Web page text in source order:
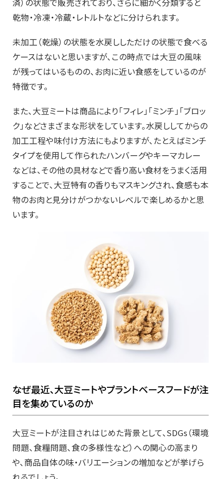
済）の状態で販売されており、さらに細かく分類すると
乾物・冷凍・冷蔵・レトルトなどに分けられます。
未加工（乾燥）の状態を水戻ししただけの状態で食べる
ケースはないと思いますが、この時点では大豆の風味
が残ってはいるものの、お肉に近い食感をしているのが
特徴です。
また、大豆ミートは商品により「フィレ」「ミンチ」「ブロッ
ク」などさまざまな形状をしています。水戻ししてからの
加工工程や味付け方法にもよりますが、たとえばミンチ
タイプを使用して作られたハンバーグやキーマカレー
などは、その他の具材などで香り高い食材をうまく活用
することで、大豆特有の香りもマスキングされ、食感も本
物のお肉と見分けがつかないレベルで楽しめるかと思
います。
なぜ最近、大豆ミートやプラントベースフードが注
目を集めているのか
大豆ミートが注目されはじめた背景として、SDGs（環境
問題、食糧問題、食の多様性など）への関心の高まり
や、商品自体の味・バリエーションの増加などが挙げら